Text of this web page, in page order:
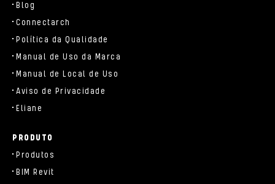
Blog
Connectarch
Política da Qualidade
Manual de Uso da Marca
Manual de Local de Uso
Aviso de Privacidade
Eliane
PRODUTO
Produtos
BIM Revit